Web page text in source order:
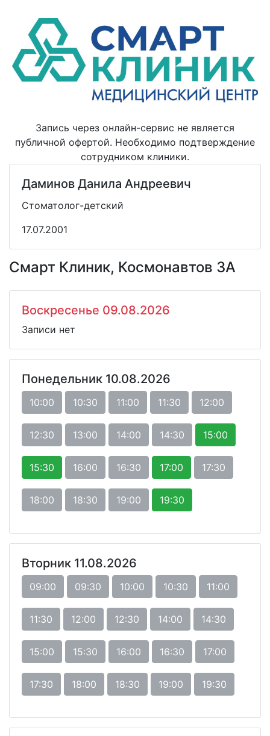
Запись через онлайн-сервис не является
публичной офертой. Необходимо подтверждение
сотрудником клиники.
Даминов Данила Андреевич
Стоматолог-детский
17.07.2001
Смарт Клиник, Космонавтов 3А
Воскресенье 09.08.2026
Записи нет
Понедельник 10.08.2026
10:00 10:30 11:00 11:30 12:00
12:30 13:00 14:00 14:30 15:00
15:30 16:00 16:30 17:00 17:30
18:00 18:30 19:00 19:30
Вторник 11.08.2026
09:00 09:30 10:00 10:30 11:00
11:30 12:00 12:30 14:00 14:30
15:00 15:30 16:00 16:30 17:00
17:30 18:00 18:30 19:00 19:30